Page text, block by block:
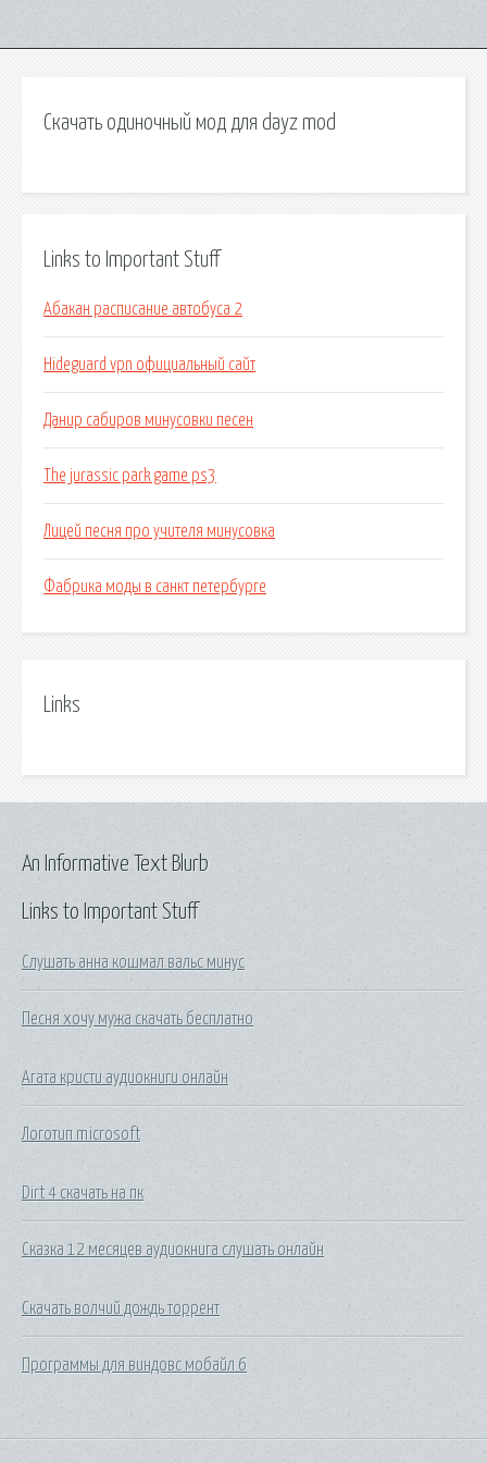
Скачать одиночный мод для dayz mod
Links to Important Stuff
Абакан расписание автобуса 2
Hideguard vpn официальный сайт
Данир сабиров минусовки песен
The jurassic park game ps3
Лицей песня про учителя минусовка
Фабрика моды в санкт петербурге
Links
Links to Important Stuff
Слушать анна кошмал вальс минус
Песня хочу мужа скачать бесплатно
Агата кристи аудиокниги онлайн
Логотип microsoft
Dirt 4 скачать на пк
Сказка 12 месяцев аудиокнига слушать онлайн
Скачать волчий дождь торрент
Программы для виндовс мобайл 6
An Informative Text Blurb